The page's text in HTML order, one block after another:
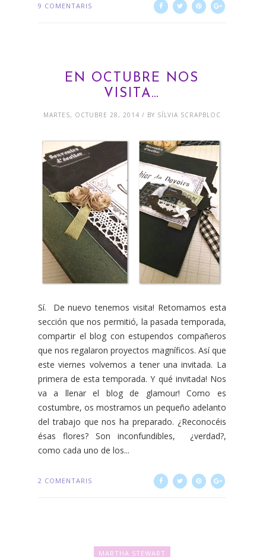
9 COMENTARIS
EN OCTUBRE NOS
VISITA…
MARTES, OCTUBRE 28, 2014 / BY SÍLVIA SCRAPBLOC
Sí. De nuevo tenemos visita! Retomamos esta
sección que nos permitió, la pasada temporada,
compartir el blog con estupendos compañeros
que nos regalaron proyectos magníficos. Así que
este viernes volvemos a tener una invitada. La
primera de esta temporada. Y qué invitada! Nos
va a llenar el blog de glamour! Como es
costumbre, os mostramos un pequeño adelanto
del trabajo que nos ha preparado. ¿Reconocéis
ésas flores? Son inconfundibles, ¿verdad?,
como cada uno de los...
2 COMENTARIS
MARTHA STEWART